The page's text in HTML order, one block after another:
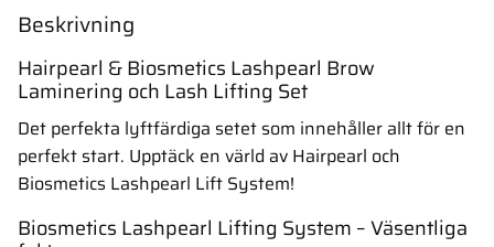
Beskrivning
Hairpearl & Biosmetics Lashpearl Brow
Laminering och Lash Lifting Set
Det perfekta lyftfärdiga setet som innehåller allt för en
perfekt start. Upptäck en värld av Hairpearl och
Biosmetics Lashpearl Lift System!
Biosmetics Lashpearl Lifting System – Väsentliga